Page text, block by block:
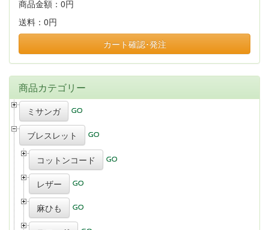
商品金額： 0円
送料： 0円
カート確認･発注
商品カテゴリー
ミサンガ
ブレスレット
コットンコード
レザー
麻ひも